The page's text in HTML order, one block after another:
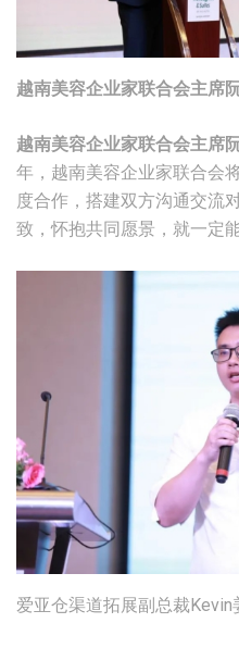
越南美容企业家联合会主席
越南美容企业家联合会主席
年，越南美容企业家联合会
度合作，搭建双方沟通交流
致，怀抱共同愿景，就一定
爱亚仓渠道拓展副总裁Kevin